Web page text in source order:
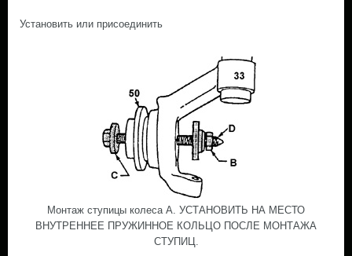
Установить или присоединить
Монтаж ступицы колеса А. УСТАНОВИТЬ НА МЕСТО
ВНУТРЕННЕЕ ПРУЖИННОЕ КОЛЬЦО ПОСЛЕ МОНТАЖА
СТУПИЦ.